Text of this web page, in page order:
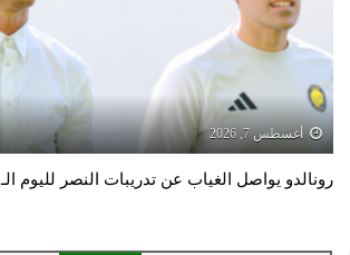
أغسطس 7, 2026
رونالدو يواصل الغياب عن تدريبات النصر لليوم الـ32 على التوالي